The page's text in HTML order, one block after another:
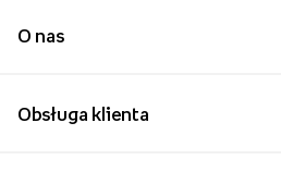
O nas
Obsługa klienta